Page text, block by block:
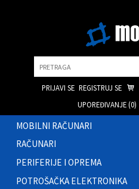
PRIJAVI SE REGISTRUJ SE
UPOREĐIVANJE (0)
MOBILNI RAČUNARI
RAČUNARI
PERIFERIJE I OPREMA
POTROŠAČKA ELEKTRONIKA